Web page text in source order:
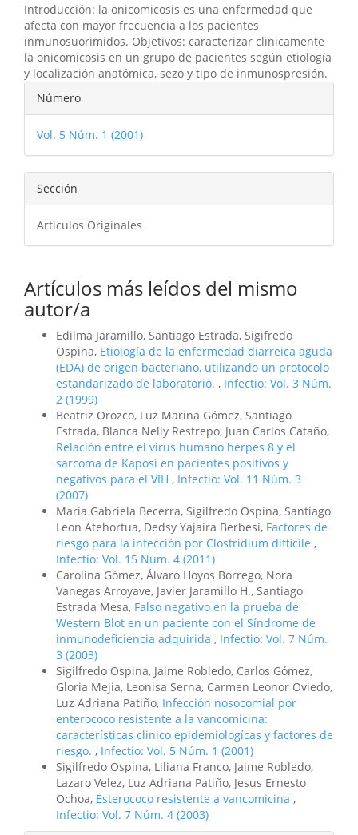
Introducción: la onicomicosis es una enfermedad que
afecta con mayor frecuencia a los pacientes
inmunosuorimidos. Objetivos: caracterizar clinicamente
la onicomicosis en un grupo de pacientes según etiología
y localización anatómica, sezo y tipo de inmunospresión.
Detalles
del
artículo
Número
Vol. 5 Núm. 1 (2001)
Sección
Articulos Originales
Artículos más leídos del mismo
autor/a
Edilma Jaramillo, Santiago Estrada, Sigifredo
Ospina, Etiología de la enfermedad diarreica aguda
(EDA) de origen bacteriano, utilizando un protocolo
estandarizado de laboratorio. , Infectio: Vol. 3 Núm.
2 (1999)
Beatriz Orozco, Luz Marina Gómez, Santiago
Estrada, Blanca Nelly Restrepo, Juan Carlos Cataño,
Relación entre el virus humano herpes 8 y el
sarcoma de Kaposi en pacientes positivos y
negativos para el VIH , Infectio: Vol. 11 Núm. 3
(2007)
Maria Gabriela Becerra, Sigilfredo Ospina, Santiago
Leon Atehortua, Dedsy Yajaira Berbesi, Factores de
riesgo para la infección por Clostridium difficile ,
Infectio: Vol. 15 Núm. 4 (2011)
Carolina Gómez, Álvaro Hoyos Borrego, Nora
Vanegas Arroyave, Javier Jaramillo H., Santiago
Estrada Mesa, Falso negativo en la prueba de
Western Blot en un paciente con el Síndrome de
inmunodeficiencia adquirida , Infectio: Vol. 7 Núm.
3 (2003)
Sigilfredo Ospina, Jaime Robledo, Carlos Gómez,
Gloria Mejia, Leonisa Serna, Carmen Leonor Oviedo,
Luz Adriana Patiño, Infección nosocomial por
enterococo resistente a la vancomicina:
características clinico epidemiologícas y factores de
riesgo. , Infectio: Vol. 5 Núm. 1 (2001)
Sigilfredo Ospina, Liliana Franco, Jaime Robledo,
Lazaro Velez, Luz Adriana Patiño, Jesus Ernesto
Ochoa, Esterococo resistente a vancomicina ,
Infectio: Vol. 7 Núm. 4 (2003)